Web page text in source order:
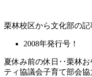
栗林校区から文化部の記
2008年発行号！
夏休み前の休日･･栗林
ティ協議会子育て部会協